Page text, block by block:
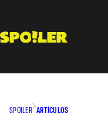
contenido
SPOILER ARTÍCULOS